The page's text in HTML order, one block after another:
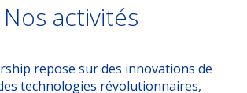
Nos activités
repose sur des innovations de
technologies révolutionnaires,